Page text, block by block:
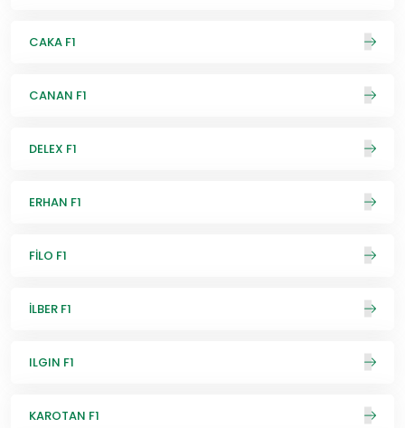
CAKA F1
CANAN F1
DELEX F1
ERHAN F1
FİLO F1
İLBER F1
ILGIN F1
KAROTAN F1